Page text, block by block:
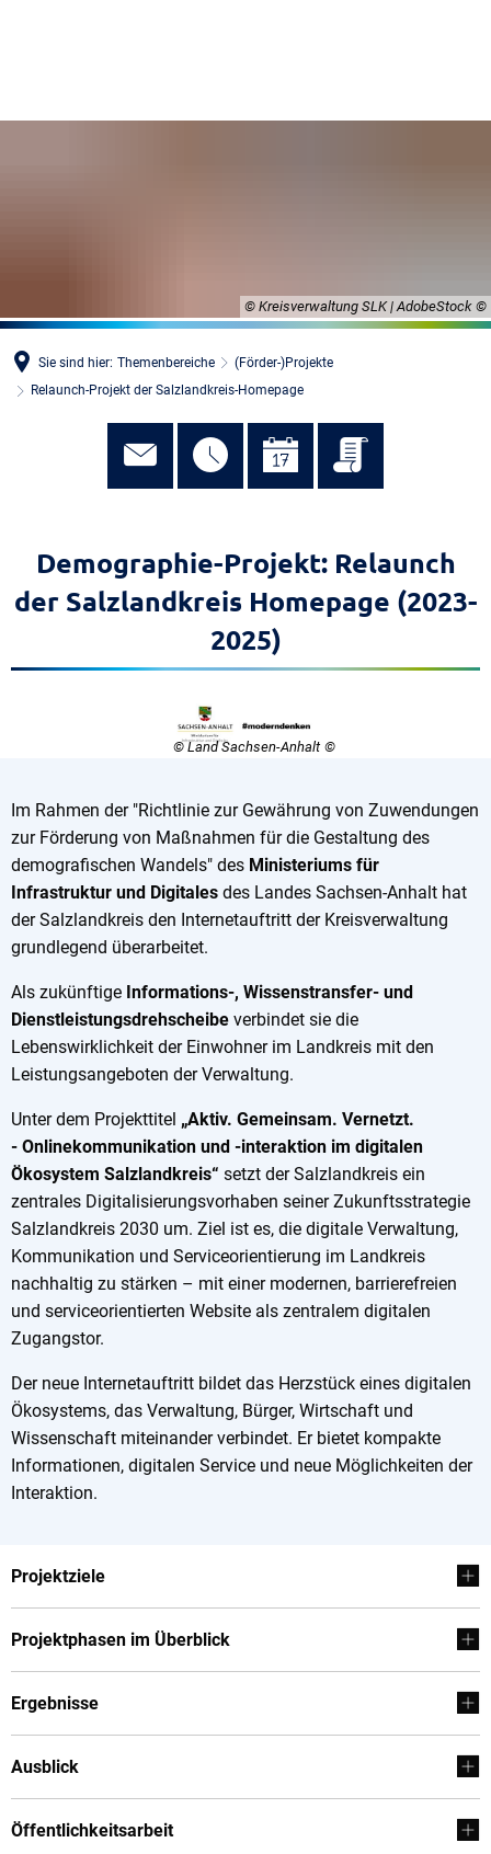
© Kreisverwaltung SLK | AdobeStock
Sie sind hier: Themenbereiche
(Förder-)Projekte
Relaunch-Projekt der Salzlandkreis-Homepage
Demographie-Projekt: Relaunch
der Salzlandkreis Homepage (2023-
2025)
© Land Sachsen-Anhalt
Im Rahmen der "Richtlinie zur Gewährung von Zuwendungen
zur Förderung von Maßnahmen für die Gestaltung des
demografischen Wandels" des Ministeriums für
Infrastruktur und Digitales des Landes Sachsen-Anhalt hat
der Salzlandkreis den Internetauftritt der Kreisverwaltung
grundlegend überarbeitet.
Als zukünftige Informations-, Wissenstransfer- und
Dienstleistungsdrehscheibe verbindet sie die
Lebenswirklichkeit der Einwohner im Landkreis mit den
Leistungsangeboten der Verwaltung.
Unter dem Projekttitel „Aktiv. Gemeinsam. Vernetzt.
- Onlinekommunikation und -interaktion im digitalen
Ökosystem Salzlandkreis“ setzt der Salzlandkreis ein
zentrales Digitalisierungsvorhaben seiner Zukunftsstrategie
Salzlandkreis 2030 um. Ziel ist es, die digitale Verwaltung,
Kommunikation und Serviceorientierung im Landkreis
nachhaltig zu stärken – mit einer modernen, barrierefreien
und serviceorientierten Website als zentralem digitalen
Zugangstor.
Der neue Internetauftritt bildet das Herzstück eines digitalen
Ökosystems, das Verwaltung, Bürger, Wirtschaft und
Wissenschaft miteinander verbindet. Er bietet kompakte
Informationen, digitalen Service und neue Möglichkeiten der
Interaktion.
Projektziele
Projektphasen im Überblick
Ergebnisse
Ausblick
Öffentlichkeitsarbeit